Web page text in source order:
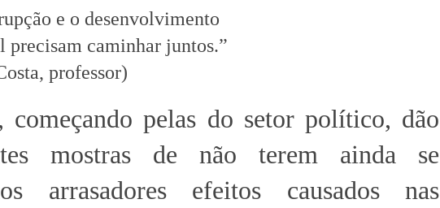
e o desenvolvimento
precisam caminhar juntos.”
professor)
começando pelas do setor político, dão
mostras de não terem ainda se
arrasadores efeitos causados nas